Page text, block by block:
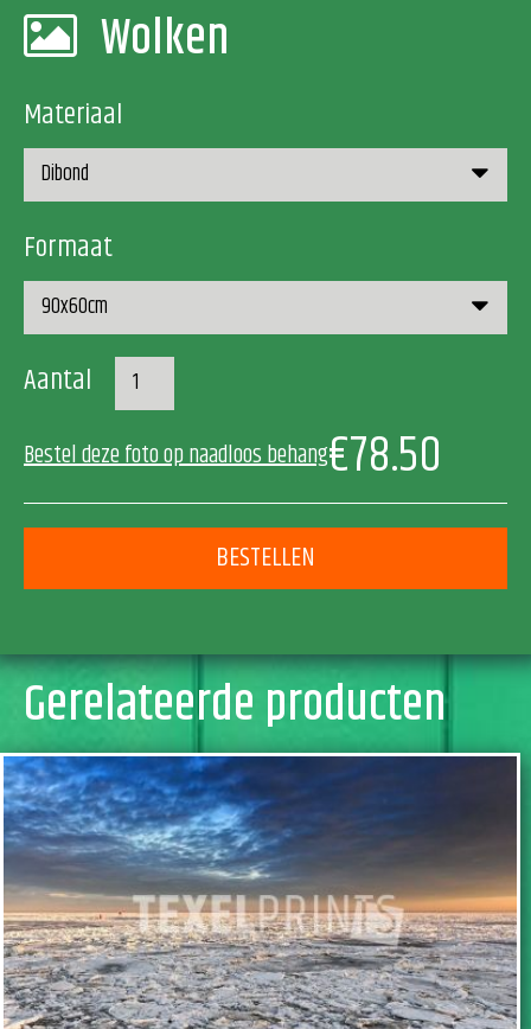
Wolken
Materiaal
Formaat
Aantal
Bestel deze foto op naadloos behang€78.50
BESTELLEN
Gerelateerde producten
TOEVOEGEN